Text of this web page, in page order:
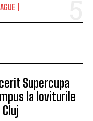
Supercupa
la loviturile